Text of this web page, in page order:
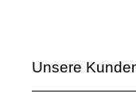
Unsere